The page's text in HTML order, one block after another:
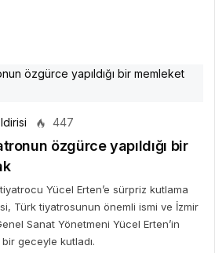
447
özgürce yapıldığı bir
tiyatrocu Yücel Erten’e sürpriz kutlama
Türk tiyatrosunun önemli ismi ve İzmir
Sanat Yönetmeni Yücel Erten’in
bir geceyle kutladı.